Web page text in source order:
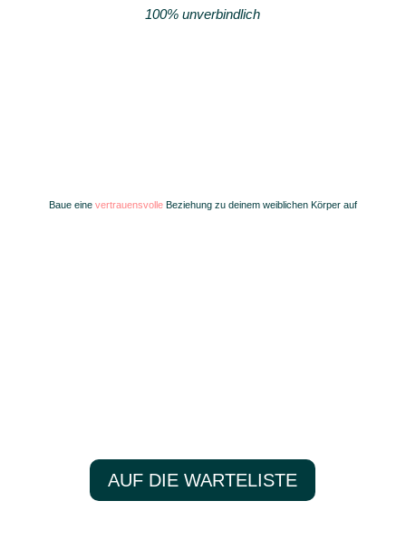
100% unverbindlich
Baue eine vertrauensvolleBeziehung zu deinem weiblichen Körper auf
AUF DIE WARTELISTE